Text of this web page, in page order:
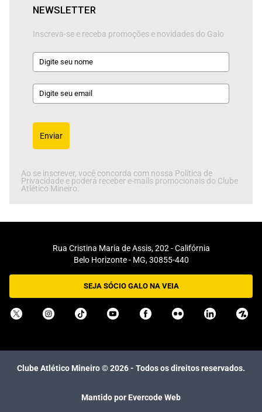
NEWSLETTER
Inscreva-se e receba promoções e novidades do Galo
Enviar
Ao se inscrever, você concorda com nossa Política de
Privacidade e poderá receber e-mails promocionais do Clube
Atlético Mineiro.
Rua Cristina Maria de Assis, 202 - Califórnia
Belo Horizonte - MG, 30855-440
SEJA SÓCIO GALO NA VEIA
Clube Atlético Mineiro ©2026- Todos os direitos reservados.
Mantido por Evercode Web